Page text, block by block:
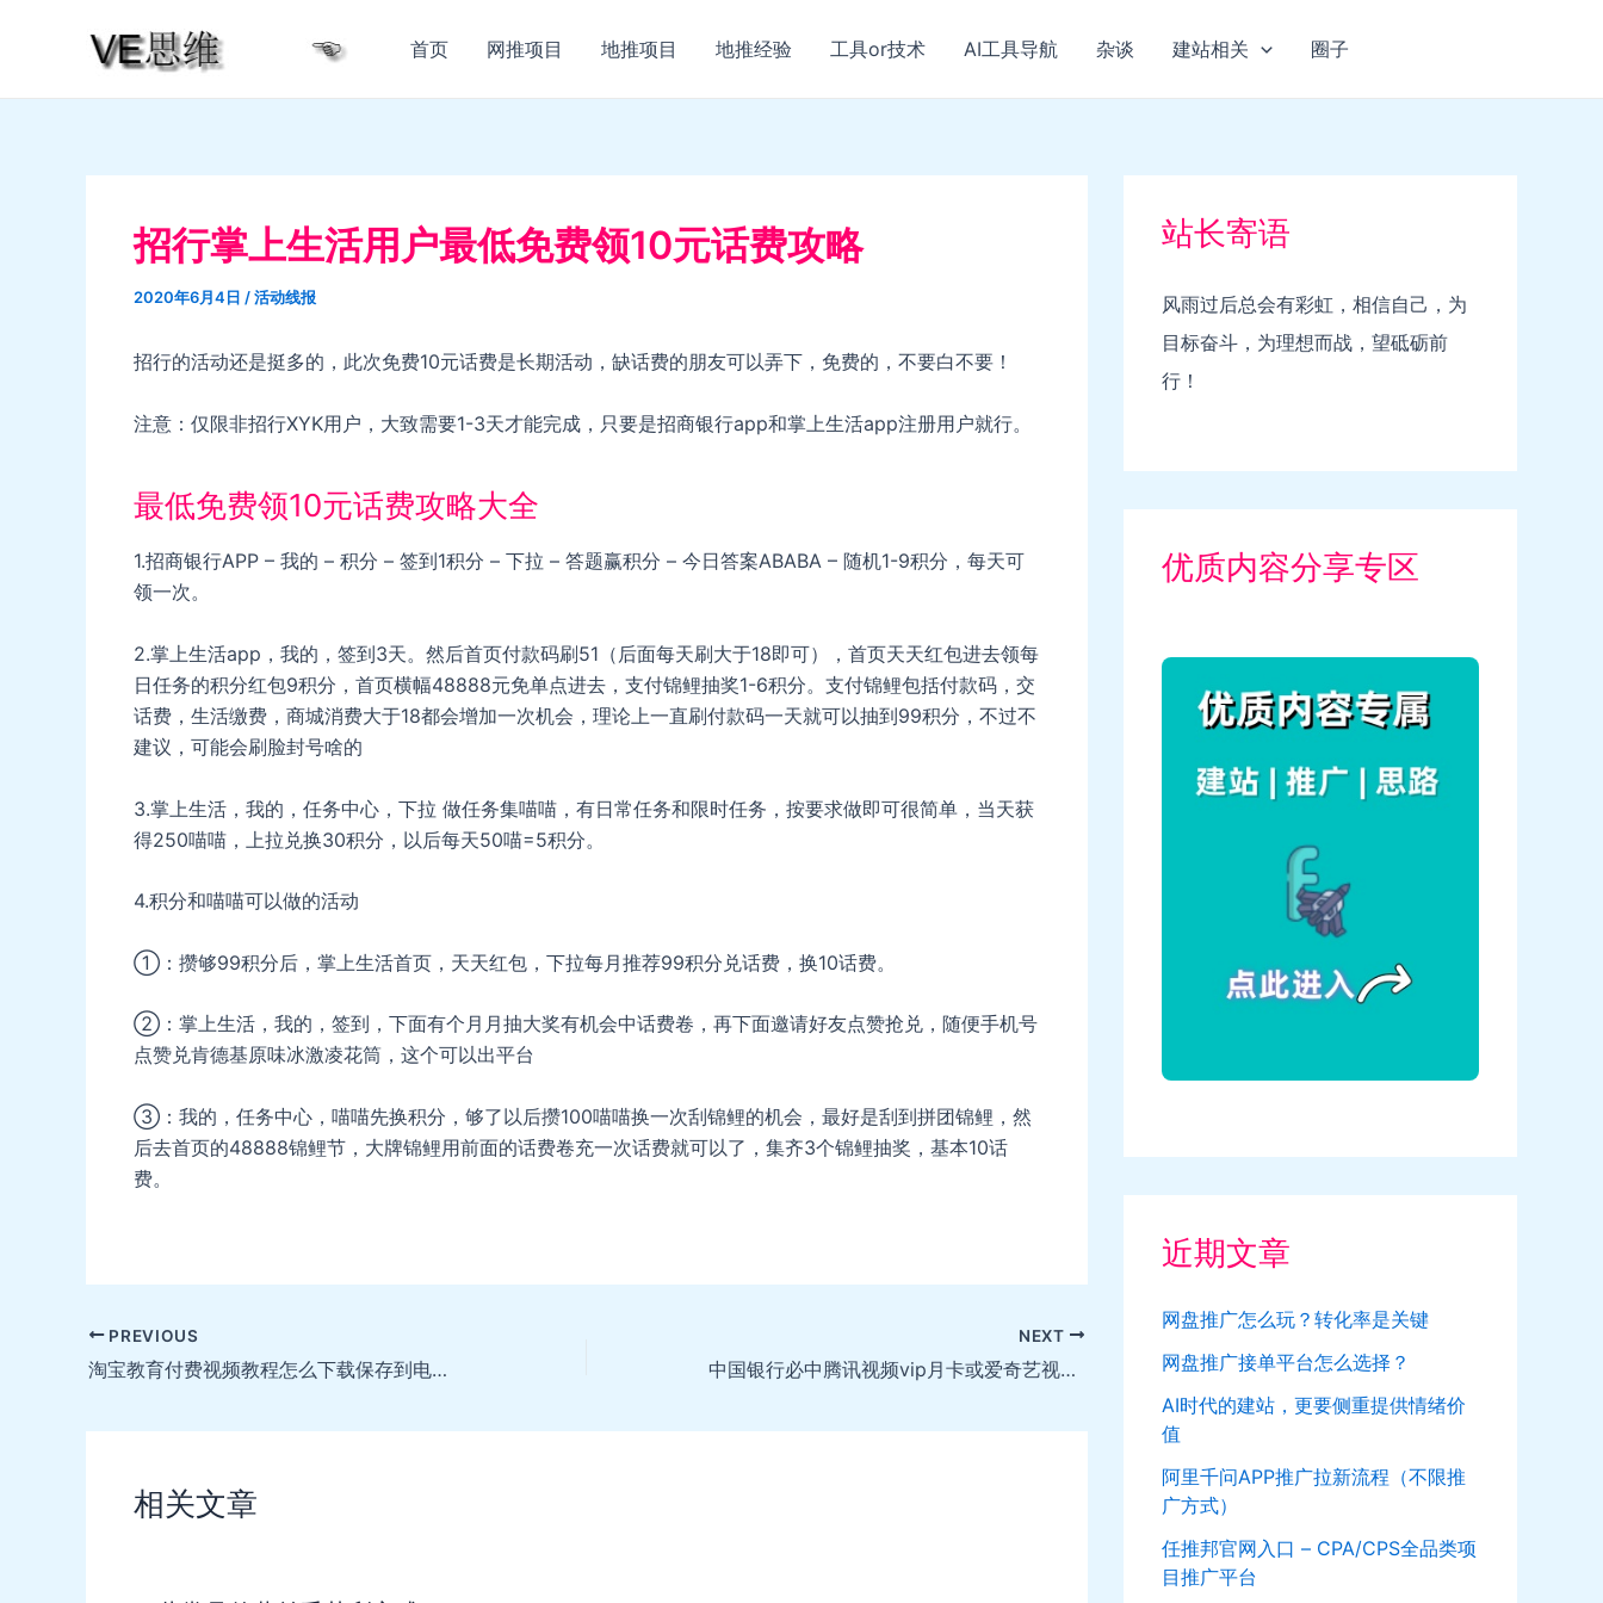
首页 网推项目 地推项目 地推经验 工具or技术 AI工具导航 杂谈 建站相关 圈子
招行掌上生活用户最低免费领10元话费攻略
2020年6月4日 /活动线报
招行的活动还是挺多的，此次免费10元话费是长期活动，缺话费的朋友可以弄下，免费的，不要白不要！
注意：仅限非招行XYK用户，大致需要1-3天才能完成，只要是招商银行app和掌上生活app注册用户就行。
最低免费领10元话费攻略大全
1.招商银行APP – 我的 – 积分 – 签到1积分 – 下拉 – 答题赢积分 – 今日答案ABABA – 随机1-9积分，每天可
领一次。
2.掌上生活app，我的，签到3天。然后首页付款码刷51（后面每天刷大于18即可），首页天天红包进去领每
日任务的积分红包9积分，首页横幅48888元免单点进去，支付锦鲤抽奖1-6积分。支付锦鲤包括付款码，交
话费，生活缴费，商城消费大于18都会增加一次机会，理论上一直刷付款码一天就可以抽到99积分，不过不
建议，可能会刷脸封号啥的
3.掌上生活，我的，任务中心，下拉 做任务集喵喵，有日常任务和限时任务，按要求做即可很简单，当天获
得250喵喵，上拉兑换30积分，以后每天50喵=5积分。
4.积分和喵喵可以做的活动
①：攒够99积分后，掌上生活首页，天天红包，下拉每月推荐99积分兑话费，换10话费。
②：掌上生活，我的，签到，下面有个月月抽大奖有机会中话费卷，再下面邀请好友点赞抢兑，随便手机号
点赞兑肯德基原味冰激凌花筒，这个可以出平台
③：我的，任务中心，喵喵先换积分，够了以后攒100喵喵换一次刮锦鲤的机会，最好是刮到拼团锦鲤，然
后去首页的48888锦鲤节，大牌锦鲤用前面的话费卷充一次话费就可以了，集齐3个锦鲤抽奖，基本10话
费。
Post
navigation
PREVIOUS
淘宝教育付费视频教程怎么下载保存到电脑？方法在这里！
NEXT
中国银行必中腾讯视频vip月卡或爱奇艺视频vip月卡等
相关文章
站长寄语
风雨过后总会有彩虹，相信自己，为
目标奋斗，为理想而战，望砥砺前
行！
优质内容分享专区
近期文章
网盘推广怎么玩？转化率是关键
网盘推广接单平台怎么选择？
AI时代的建站，更要侧重提供情绪价
值
阿里千问APP推广拉新流程（不限推
广方式）
任推邦官网入口 – CPA/CPS全品类项
目推广平台